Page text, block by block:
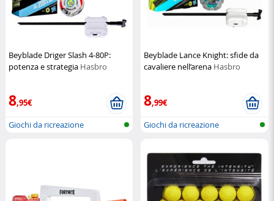
Beyblade Driger Slash 4-80P:
potenza e strategia Hasbro
8,95€
Giochi da ricreazione
Beyblade Lance Knight: sfide da
cavaliere nell’arena Hasbro
8,99€
Giochi da ricreazione